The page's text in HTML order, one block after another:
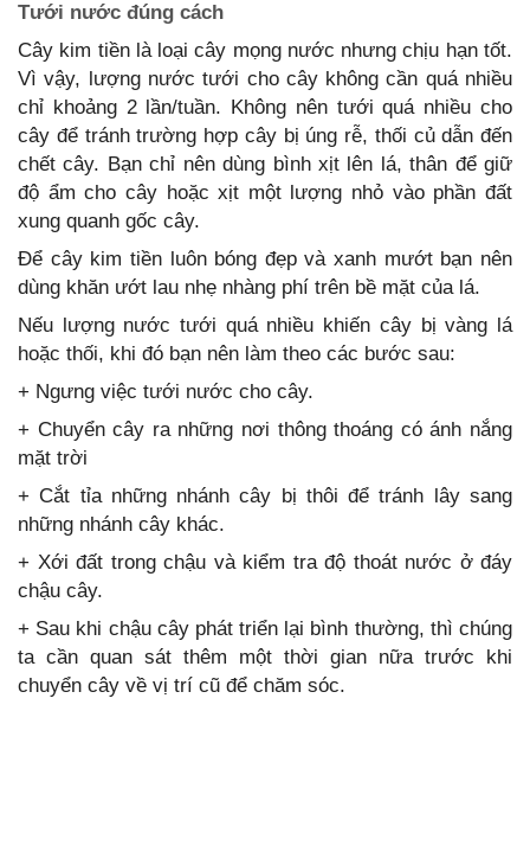
Tưới nước đúng cách
Cây kim tiền là loại cây mọng nước nhưng chịu hạn tốt.
Vì vậy, lượng nước tưới cho cây không cần quá nhiều
chỉ khoảng 2 lần/tuần. Không nên tưới quá nhiều cho
cây để tránh trường hợp cây bị úng rễ, thối củ dẫn đến
chết cây. Bạn chỉ nên dùng bình xịt lên lá, thân để giữ
độ ẩm cho cây hoặc xịt một lượng nhỏ vào phần đất
xung quanh gốc cây.
Để cây kim tiền luôn bóng đẹp và xanh mướt bạn nên
dùng khăn ướt lau nhẹ nhàng phí trên bề mặt của lá.
Nếu lượng nước tưới quá nhiều khiến cây bị vàng lá
hoặc thối, khi đó bạn nên làm theo các bước sau:
+ Ngưng việc tưới nước cho cây.
+ Chuyển cây ra những nơi thông thoáng có ánh nắng
mặt trời
+ Cắt tỉa những nhánh cây bị thôi để tránh lây sang
những nhánh cây khác.
+ Xới đất trong chậu và kiểm tra độ thoát nước ở đáy
chậu cây.
+ Sau khi chậu cây phát triển lại bình thường, thì chúng
ta cần quan sát thêm một thời gian nữa trước khi
chuyển cây về vị trí cũ để chăm sóc.